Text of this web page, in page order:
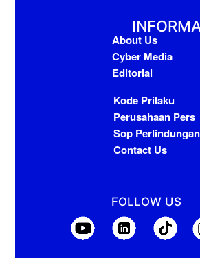
About Us
Cyber Media
Editorial
Kode Prilaku
Perusahaan Pers
Sop Perlindungan
Contact Us
FOLLOW US